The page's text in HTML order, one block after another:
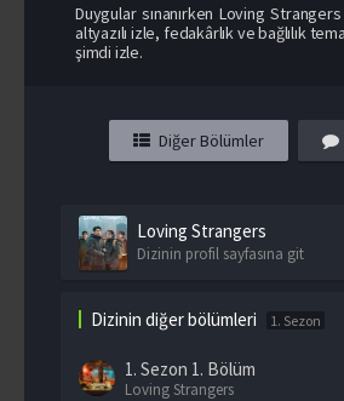
Duygular sınanırken Loving
altyazılı izle, fedakârlık ve bağlılık
şimdi izle.
Diğer Bölümler
Loving Strangers
Dizinin profil sayfasına git
Dizinin diğer bölümleri 1. Sezon
1. Sezon 1. Bölüm
Loving Strangers